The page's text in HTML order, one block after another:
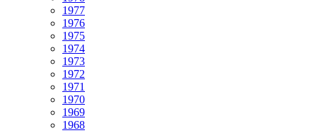
1977
1976
1975
1974
1973
1972
1971
1970
1969
1968